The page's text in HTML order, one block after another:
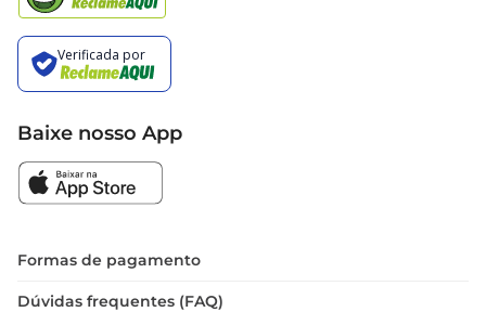
Baixe nosso App
Formas de pagamento
Dúvidas frequentes (FAQ)